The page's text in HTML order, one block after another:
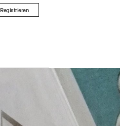
Registrieren